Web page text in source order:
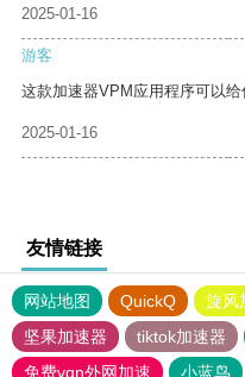
2025-01-16
游客
这款加速器VPM应用程序可以给
2025-01-16
友情链接
网站地图 QuickQ 旋风
坚果加速器
tiktok加速器
免费vqn外网加速
小蓝鸟